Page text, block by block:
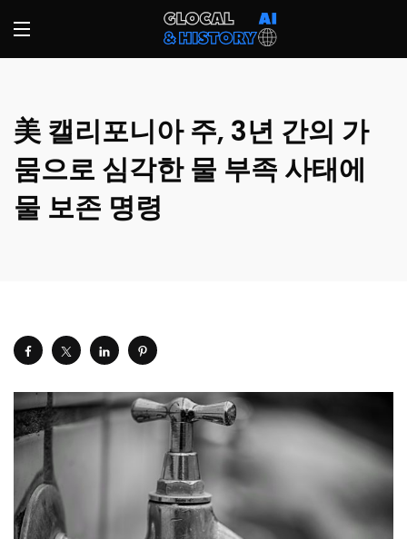
美 캘리포니아 주, 3년 간의 가
뭄으로 심각한 물 부족 사태에
물 보존 명령